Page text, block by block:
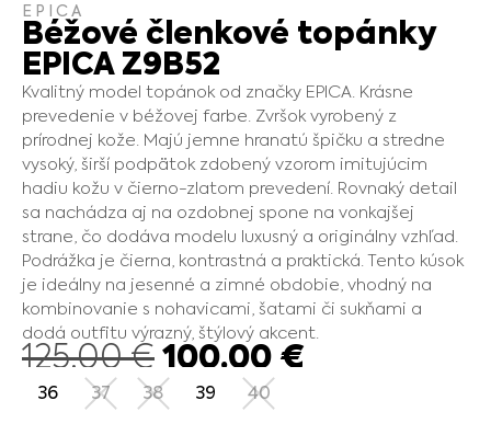
EPICA
Béžové členkové topánky
EPICA Z9B52
Kvalitný model topánok od značky EPICA. Krásne
prevedenie v béžovej farbe. Zvršok vyrobený z
prírodnej kože. Majú jemne hranatú špičku a stredne
vysoký, širší podpätok zdobený vzorom imitujúcim
hadiu kožu v čierno-zlatom prevedení. Rovnaký detail
sa nachádza aj na ozdobnej spone na vonkajšej
strane, čo dodáva modelu luxusný a originálny vzhľad.
Podrážka je čierna, kontrastná a praktická. Tento kúsok
je ideálny na jesenné a zimné obdobie, vhodný na
kombinovanie s nohavicami, šatami či sukňami a
dodá outfitu výrazný, štýlový akcent.
125.00€100.00€
36 37 38 39 40